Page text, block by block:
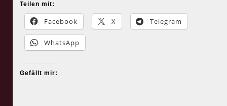
Teilen mit:
Facebook X Telegram
WhatsApp
Gefällt mir: